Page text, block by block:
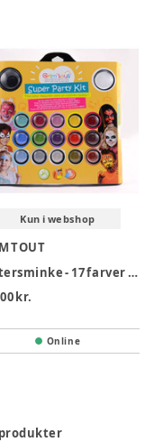
Kun i webshop
TOUT
Teatersminke - 17 farver - Super Party Kit
kr.
Online
produkter